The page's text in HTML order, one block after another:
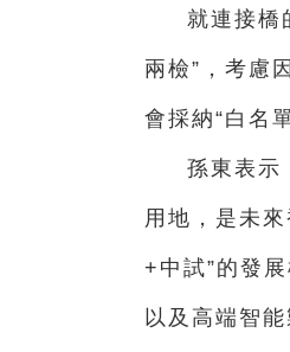
就連接橋
兩檢”，考慮
會採納“白名
孫東表示
用地，是未
+中試”的發
以及高端智